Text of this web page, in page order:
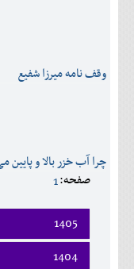
خانه
وقف نامه میرزا شفیع
چرا آب خزر بالا و پایین
صفحه:1
1405
فروردين
1404